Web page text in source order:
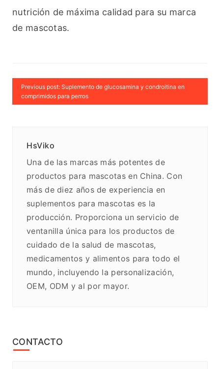
nutrición de máxima calidad para su marca
de mascotas.
Previous post: Suplemento de glucosamina y condroitina en
comprimidos para perros
HsViko
Una de las marcas más potentes de
productos para mascotas en China. Con
más de diez años de experiencia en
suplementos para mascotas es la
producción. Proporciona un servicio de
ventanilla única para los productos de
cuidado de la salud de mascotas,
medicamentos y alimentos para todo el
mundo, incluyendo la personalización,
OEM, ODM y al por mayor.
CONTACTO